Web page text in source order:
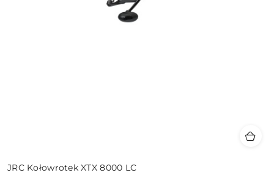
JRC Kołowrotek XTX 8000 LC